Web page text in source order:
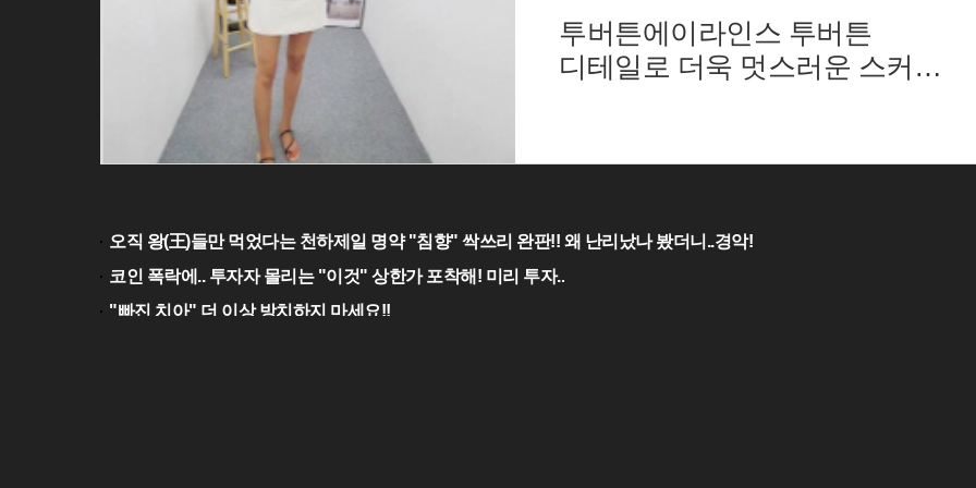
투버튼에이라인스 투버튼
디테일로 더욱 멋스러운 스커트
오직 왕(王)들만 먹었다는 천하제일 명약 "침향" 싹쓰리 완판!! 왜 난리났나 봤더니..경악!
코인 폭락에.. 투자자 몰리는 "이것" 상한가 포착해! 미리 투자..
"빠진 치아" 더 이상 방치하지 마세요!!